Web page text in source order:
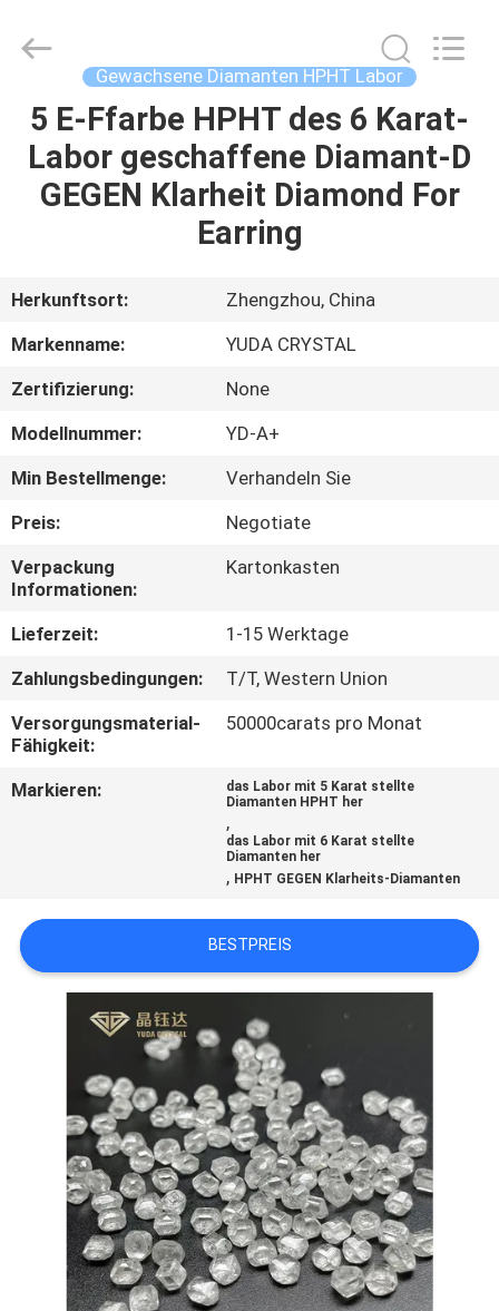
HAUS
PRODUKTE
UNS
AUSFLUG
QUALITÄTSKONTROLLE
TRETEN
SIE
MIT
UNS
VERBINDUNG
SITEMAP
PRIVACY
Crystal
Co.,Ltd.
Reserved.
Gewachsene Diamanten HPHT Labor
5 E-Ffarbe HPHT des 6 Karat-
Labor geschaffene Diamant-D
GEGEN Klarheit Diamond For
Earring
Herkunftsort:
Zhengzhou, China
Markenname:
YUDA CRYSTAL
Zertifizierung:
None
Modellnummer:
YD-A+
Min Bestellmenge:
Verhandeln Sie
Preis:
Negotiate
Verpackung
Informationen:
Kartonkasten
Lieferzeit:
1-15 Werktage
Zahlungsbedingungen:
T/T, Western Union
Versorgungsmaterial-
Fähigkeit:
50000carats pro Monat
Markieren:
das Labor mit 5 Karat stellte
Diamanten HPHT her
,
das Labor mit 6 Karat stellte
Diamanten her
, HPHT GEGEN Klarheits-Diamanten
BESTPREIS